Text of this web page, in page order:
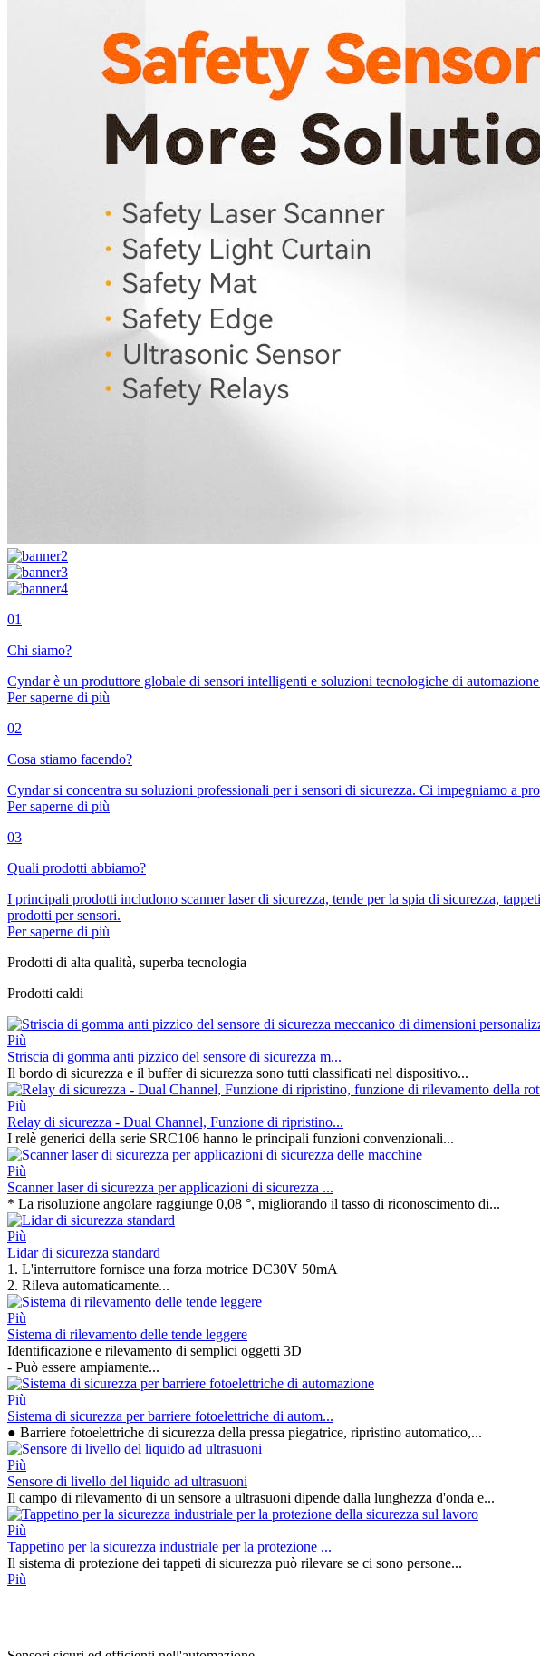
01
Chi siamo?
Cyndar è un produttore globale di sensori intelligenti e soluzioni tecnologiche di
Per saperne di più
02
Cosa stiamo facendo?
Cyndar si concentra su soluzioni professionali per i sensori di sicurezza. Ci impegniamo a
Per saperne di più
03
Quali prodotti abbiamo?
I principali prodotti includono scanner laser di sicurezza, tende per la spia di sicurezza,
prodotti per sensori.
Per saperne di più
Prodotti di alta qualità, superba tecnologia
Prodotti caldi
Più
Striscia di gomma anti pizzico del sensore di sicurezza m...
Il bordo di sicurezza e il buffer di sicurezza sono tutti classificati nel dispositivo...
Più
Relay di sicurezza - Dual Channel, Funzione di ripristino...
I relè generici della serie SRC106 hanno le principali funzioni convenzionali...
Più
Scanner laser di sicurezza per applicazioni di sicurezza ...
* La risoluzione angolare raggiunge 0,08 °, migliorando il tasso di riconoscimento di...
Più
Lidar di sicurezza standard
1. L'interruttore fornisce una forza motrice DC30V 50mA
2. Rileva automaticamente...
Più
Sistema di rilevamento delle tende leggere
Identificazione e rilevamento di semplici oggetti 3D
- Può essere ampiamente...
Più
Sistema di sicurezza per barriere fotoelettriche di autom...
● Barriere fotoelettriche di sicurezza della pressa piegatrice, ripristino automatico,...
Più
Sensore di livello del liquido ad ultrasuoni
Il campo di rilevamento di un sensore a ultrasuoni dipende dalla lunghezza d'onda e...
Più
Tappetino per la sicurezza industriale per la protezione ...
Il sistema di protezione dei tappeti di sicurezza può rilevare se ci sono persone...
Più